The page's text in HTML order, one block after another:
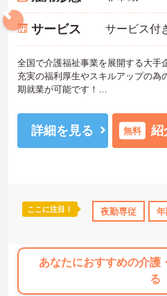
取得サポート 研修制度あり
サービス
全国で介護福祉事業を展開する大手
充実の福利厚生やスキルアップの為
期就業が可能です！
すのでお気軽にご相談ください。
詳細を見る 無料 紹
ここに注目！ 夜勤専従
あなたにおすすめの介護
る